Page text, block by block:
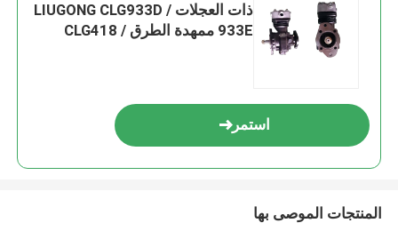
ذات العجلات LIUGONG CLG933D /
933E ممهدة الطرق CLG418 /
استمر
المنتجات الموصى بها